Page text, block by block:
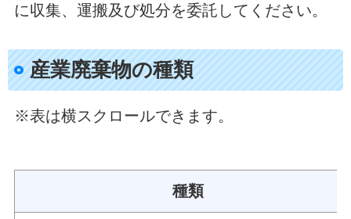
に収集、運搬及び処分を委託してください。
産業廃棄物の種類
※表は横スクロールできます。
種類